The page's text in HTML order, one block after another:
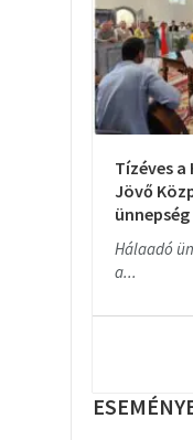
Tízéves
Jövő
Hálaadó
a...